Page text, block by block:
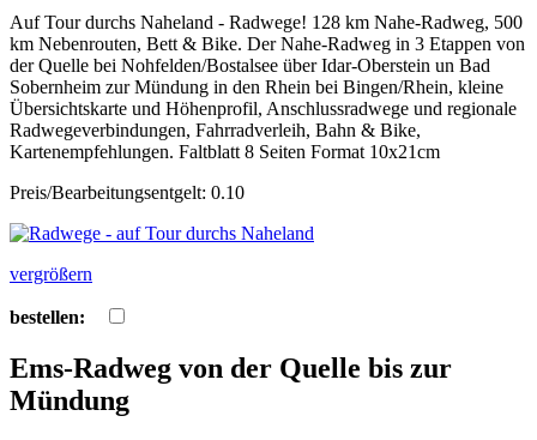
Auf Tour durchs Naheland - Radwege! 128 km Nahe-Radweg, 500
km Nebenrouten, Bett & Bike. Der Nahe-Radweg in 3 Etappen von
der Quelle bei Nohfelden/Bostalsee über Idar-Oberstein un Bad
Sobernheim zur Mündung in den Rhein bei Bingen/Rhein, kleine
Übersichtskarte und Höhenprofil, Anschlussradwege und regionale
Radwegeverbindungen, Fahrradverleih, Bahn & Bike,
Kartenempfehlungen. Faltblatt 8 Seiten Format 10x21cm
Preis/Bearbeitungsentgelt: 0.10
vergrößern
bestellen:
Ems-Radweg von der Quelle bis zur
Mündung